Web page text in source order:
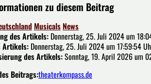
zu diesem Beitrag
Musicals News
des Artikels: Donnerstag, 25. Juli 2024 um
Artikels: Donnerstag, 25. Juli 2024 um 17:59:54
des Artikels:Sonntag, 19. April 2026 um
Beitrags:theaterkompass.de